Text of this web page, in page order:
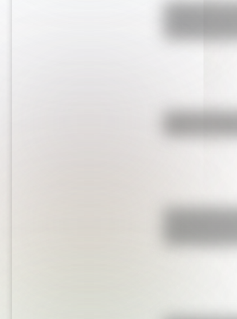
Inhibición
a pensar
Parque
San